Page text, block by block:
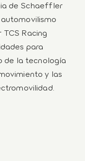
de Schaeffler
Racing
para
de la tecnología
y las